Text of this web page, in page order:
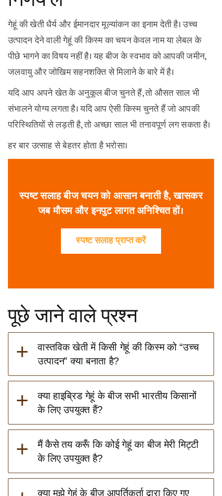
गेहूं की खेती धैर्य और ईमानदार मूल्यांकन का इनाम देती है। उच्च
उत्पादन देने वाली गेहूं की किस्म का चयन केवल नाम या लेबल के
पीछे भागने का विषय नहीं है। यह बीज के स्वभाव को आपकी जमीन,
जलवायु और जोखिम सहनशक्ति से मिलाने के बारे में है।
यदि आप अपने खेत के अनुकूल बीज चुनते हैं, तो औसत साल भी
संभालने योग्य लगता है। यदि आप ऐसी किस्म चुनते हैं जो आपकी
परिस्थितियों से लड़ती है, तो अच्छा साल भी तनावपूर्ण लग सकता है।
हर बार उत्साह से बेहतर होता है भरोसा।
स्पष्ट सलाह बीज चयन को आसान बनाती है, खासकर
जब मौसम और इनपुट लागत अनिश्चित हों।
स्पष्ट सलाह प्राप्त करें
पूछे जाने वाले प्रश्न
+
वास्तविक खेती में किसी गेहूं की किस्म को “उच्च
उत्पादन” क्या बनाता है?
+
क्या हाइब्रिड गेहूं के बीज सभी भारतीय किसानों
के लिए उपयुक्त हैं?
+
मैं कैसे तय करूँ कि कोई गेहूं का बीज मेरी मिट्टी
के लिए उपयुक्त है?
क्या मुझे गेहूं के बीज आपूर्तिकर्ता द्वारा किए गए